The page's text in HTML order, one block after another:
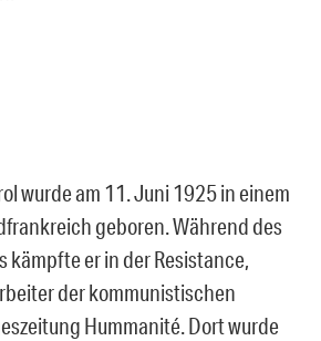
wurde am 11. Juni 1925 in einem
geboren. Während des
kämpfte er in der Resistance,
der kommunistischen
Hummanité. Dort wurde